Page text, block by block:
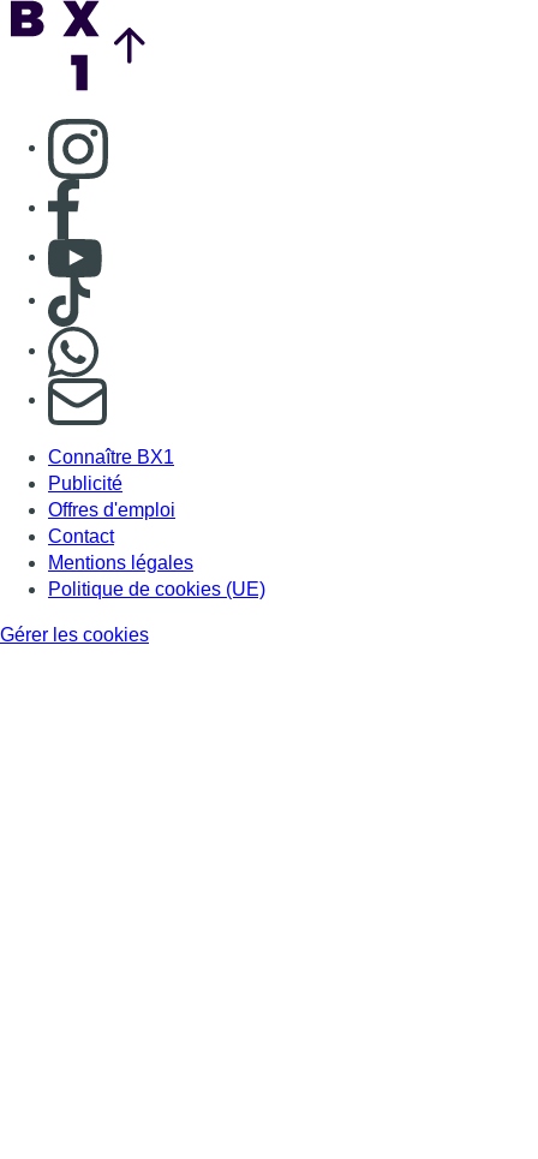
S'abonner à notre newsletter
Connaître BX1
Publicité
Offres d'emploi
Contact
Mentions légales
Politique de cookies (UE)
Gérer les cookies